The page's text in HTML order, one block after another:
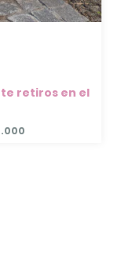
retiros en el